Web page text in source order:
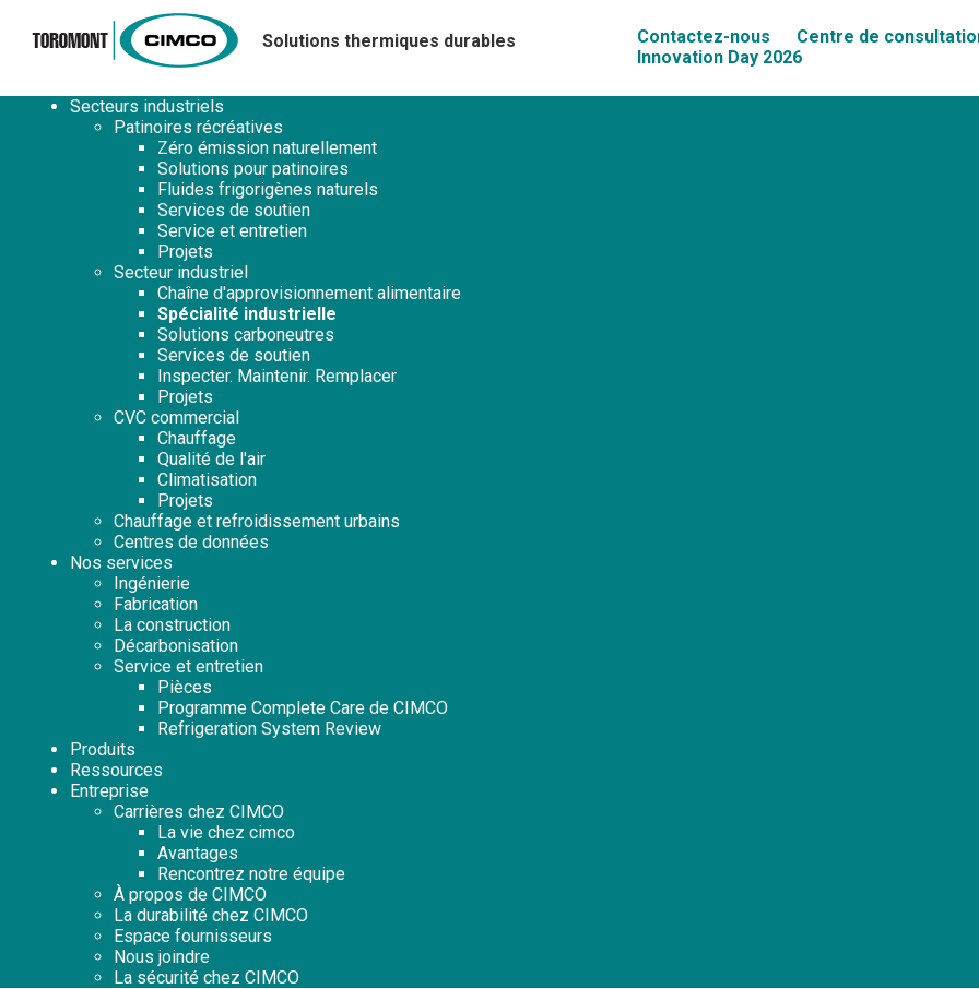
Solutions thermiques durables Contactez-nous
Centre de
Innovation Day 2026
Secteurs industriels
Patinoires récréatives
Zéro émission naturellement
Solutions pour patinoires
Fluides frigorigènes naturels
Services de soutien
Service et entretien
Projets
Secteur industriel
Chaîne d'approvisionnement alimentaire
Spécialité industrielle
Solutions carboneutres
Services de soutien
Inspecter. Maintenir. Remplacer
Projets
CVC commercial
Chauffage
Qualité de l'air
Climatisation
Projets
Chauffage et refroidissement urbains
Centres de données
Nos services
Ingénierie
Fabrication
La construction
Décarbonisation
Service et entretien
Pièces
Programme Complete Care de CIMCO
Refrigeration System Review
Produits
Ressources
Entreprise
Carrières chez CIMCO
La vie chez cimco
Avantages
Rencontrez notre équipe
À propos de CIMCO
La durabilité chez CIMCO
Espace fournisseurs
Nous joindre
La sécurité chez CIMCO